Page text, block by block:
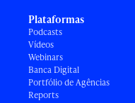
Plataformas
Podcasts
Vídeos
Webinars
Banca Digital
Portfólio de Agências
Reports